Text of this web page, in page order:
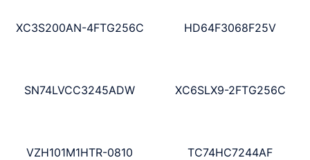
XC3S200AN-4FTG256C HD64F3068F25V
SN74LVCC3245ADW XC6SLX9-2FTG256C
VZH101M1HTR-0810 TC74HC7244AF